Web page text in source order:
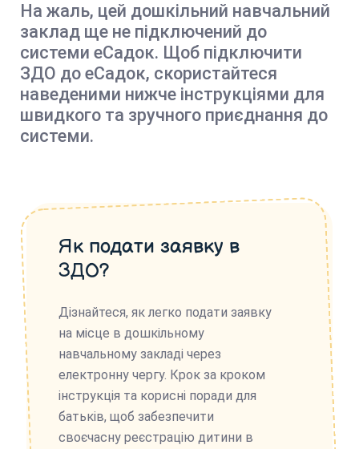
На жаль, цей дошкільний навчальний
заклад ще не підключений до
системи еСадок. Щоб підключити
ЗДО до еСадок, скористайтеся
наведеними нижче інструкціями для
швидкого та зручного приєднання до
системи.
Як подати заявку в
ЗДО?
Дізнайтеся, як легко подати заявку
на місце в дошкільному
навчальному закладі через
електронну чергу. Крок за кроком
інструкція та корисні поради для
батьків, щоб забезпечити
своєчасну реєстрацію дитини в